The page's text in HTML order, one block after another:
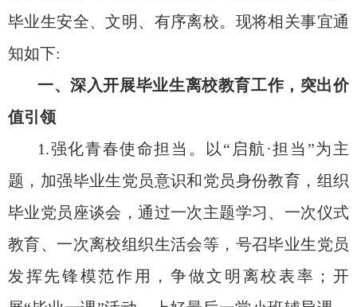
毕业生安全、文明、有序离校。现将相关事宜通
知如下:
一、深入开展毕业生离校教育工作，突出价
值引领
1.强化青春使命担当。以“启航·担当”为主
题，加强毕业生党员意识和党员身份教育，组织
毕业党员座谈会，通过一次主题学习、一次仪式
教育、一次离校组织生活会等，号召毕业生党员
发挥先锋模范作用，争做文明离校表率；开